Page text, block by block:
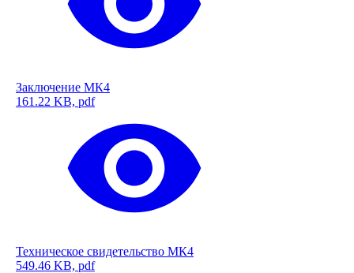
Заключение МК4
161.22 KB, pdf
Техническое свидетельство МК4
549.46 KB, pdf